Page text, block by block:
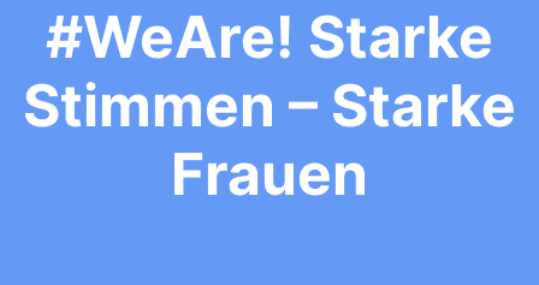
#WeAre! Starke
Stimmen – Starke
Frauen